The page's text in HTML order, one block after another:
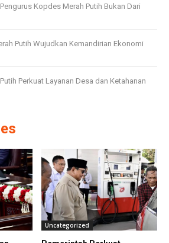
Kopdes Merah Putih Bukan Dari
Putih Wujudkan Kemandirian Ekonomi
Perkuat Layanan Desa dan Ketahanan
Uncategorized